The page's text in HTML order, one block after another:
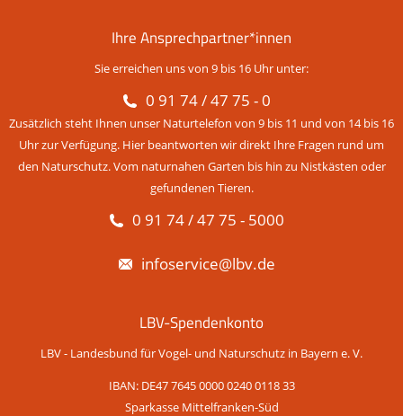
Ihre Ansprechpartner*innen
Sie erreichen uns von 9 bis 16 Uhr unter:
0 91 74 / 47 75 - 0
Zusätzlich steht Ihnen unser Naturtelefon von 9 bis 11 und von 14 bis 16
Uhr zur Verfügung. Hier beantworten wir direkt Ihre Fragen rund um
den Naturschutz. Vom naturnahen Garten bis hin zu Nistkästen oder
gefundenen Tieren.
0 91 74 / 47 75 - 5000
infoservice@lbv.de
LBV-Spendenkonto
LBV - Landesbund für Vogel- und Naturschutz in Bayern e. V.
IBAN: DE47 7645 0000 0240 0118 33
Sparkasse Mittelfranken-Süd